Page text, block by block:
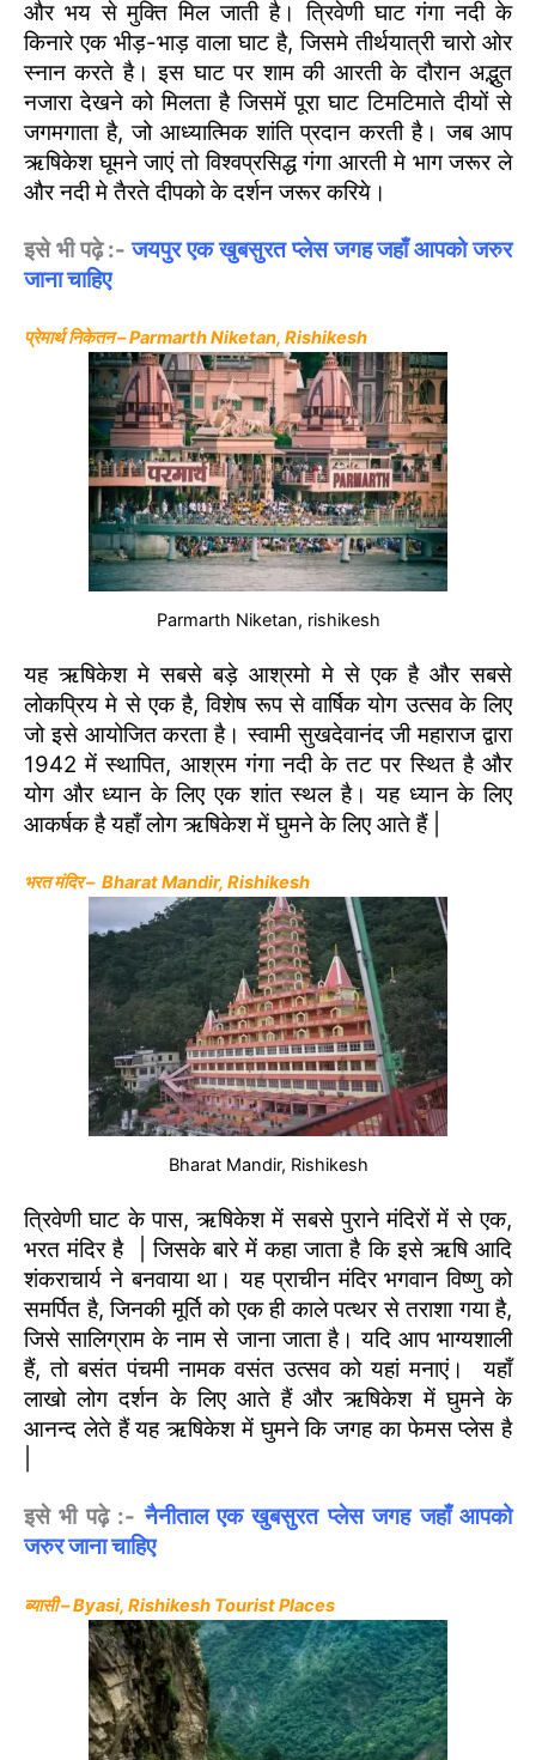
और भय से मुक्ति मिल जाती है। त्रिवेणी घाट गंगा नदी के
किनारे एक भीड़-भाड़ वाला घाट है, जिसमे तीर्थयात्री चारो ओर
स्नान करते है। इस घाट पर शाम की आरती के दौरान अद्भुत
नजारा देखने को मिलता है जिसमें पूरा घाट टिमटिमाते दीयों से
जगमगाता है, जो आध्यात्मिक शांति प्रदान करती है। जब आप
ऋषिकेश घूमने जाएं तो विश्वप्रसिद्ध गंगा आरती मे भाग जरूर ले
और नदी मे तैरते दीपको के दर्शन जरूर करिये।
इसे भी पढ़े :- जयपुर एक खुबसुरत प्लेस जगह जहाँ आपको जरुर
जाना चाहिए
प्रेमार्थ निकेतन – Parmarth Niketan, Rishikesh
Parmarth Niketan, rishikesh
यह ऋषिकेश मे सबसे बड़े आश्रमो मे से एक है और सबसे
लोकप्रिय मे से एक है, विशेष रूप से वार्षिक योग उत्सव के लिए
जो इसे आयोजित करता है। स्वामी सुखदेवानंद जी महाराज द्वारा
1942 में स्थापित, आश्रम गंगा नदी के तट पर स्थित है और
योग और ध्यान के लिए एक शांत स्थल है। यह ध्यान के लिए
आकर्षक है यहाँ लोग ऋषिकेश में घुमने के लिए आते हैं |
भरत मंदिर – Bharat Mandir, Rishikesh
Bharat Mandir, Rishikesh
त्रिवेणी घाट के पास, ऋषिकेश में सबसे पुराने मंदिरों में से एक,
भरत मंदिर है | जिसके बारे में कहा जाता है कि इसे ऋषि आदि
शंकराचार्य ने बनवाया था। यह प्राचीन मंदिर भगवान विष्णु को
समर्पित है, जिनकी मूर्ति को एक ही काले पत्थर से तराशा गया है,
जिसे सालिग्राम के नाम से जाना जाता है। यदि आप भाग्यशाली
हैं, तो बसंत पंचमी नामक वसंत उत्सव को यहां मनाएं। यहाँ
लाखो लोग दर्शन के लिए आते हैं और ऋषिकेश में घुमने के
आनन्द लेते हैं यह ऋषिकेश में घुमने कि जगह का फेमस प्लेस है
इसे भी पढ़े :-नैनीताल एक खुबसुरत प्लेस जगह जहाँ आपको
जरुर जाना चाहिए
ब्यासी – Byasi, Rishikesh Tourist Places